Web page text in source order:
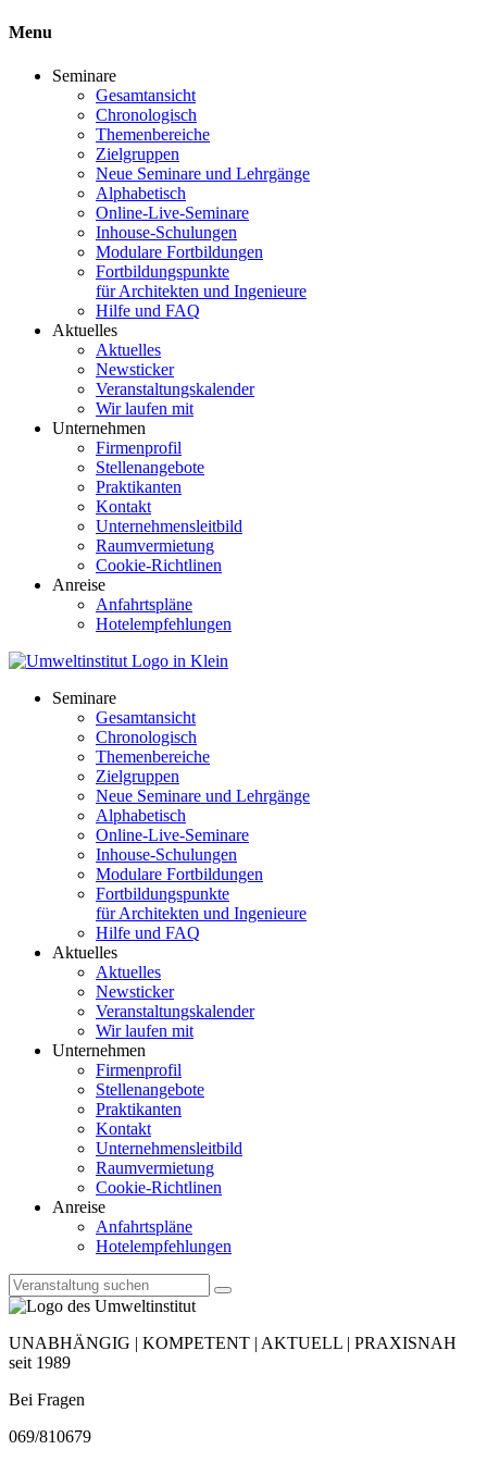
Menu
Seminare
Gesamtansicht
Chronologisch
Themenbereiche
Zielgruppen
Neue Seminare und Lehrgänge
Alphabetisch
Online-Live-Seminare
Inhouse-Schulungen
Modulare Fortbildungen
Fortbildungspunkte
für Architekten und Ingenieure
Hilfe und FAQ
Aktuelles
Aktuelles
Newsticker
Veranstaltungskalender
Wir laufen mit
Unternehmen
Firmenprofil
Stellenangebote
Praktikanten
Kontakt
Unternehmensleitbild
Raumvermietung
Cookie-Richtlinen
Anreise
Anfahrtspläne
Hotelempfehlungen
Seminare
Gesamtansicht
Chronologisch
Themenbereiche
Zielgruppen
Neue Seminare und Lehrgänge
Alphabetisch
Online-Live-Seminare
Inhouse-Schulungen
Modulare Fortbildungen
Fortbildungspunkte
für Architekten und Ingenieure
Hilfe und FAQ
Aktuelles
Aktuelles
Newsticker
Veranstaltungskalender
Wir laufen mit
Unternehmen
Firmenprofil
Stellenangebote
Praktikanten
Kontakt
Unternehmensleitbild
Raumvermietung
Cookie-Richtlinen
Anreise
Anfahrtspläne
Hotelempfehlungen
UNABHÄNGIG | KOMPETENT | AKTUELL | PRAXISNAH
seit 1989
Bei Fragen
069/810679